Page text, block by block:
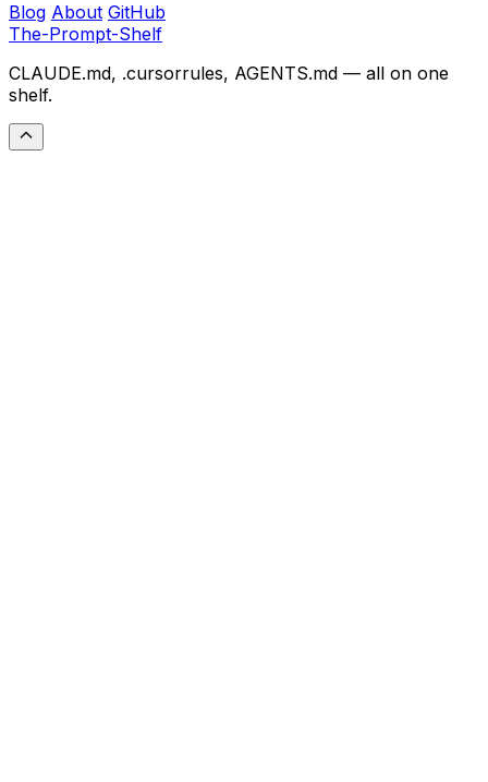
Blog About GitHub
The-Prompt-Shelf
CLAUDE.md, .cursorrules, AGENTS.md — all on one
shelf.